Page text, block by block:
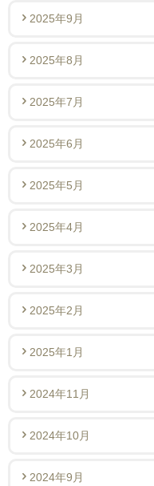
2025年9月
2025年8月
2025年7月
2025年6月
2025年5月
2025年4月
2025年3月
2025年2月
2025年1月
2024年11月
2024年10月
2024年9月